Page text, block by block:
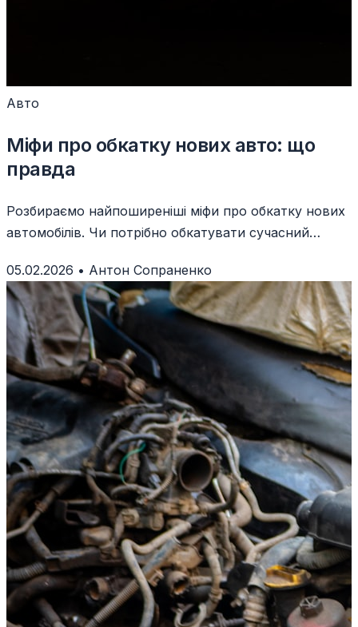
Авто
Міфи про обкатку нових авто: що
правда
Розбираємо найпоширеніші міфи про обкатку нових
автомобілів. Чи потрібно обкатувати сучасний
05.02.2026 • Антон Сопраненко